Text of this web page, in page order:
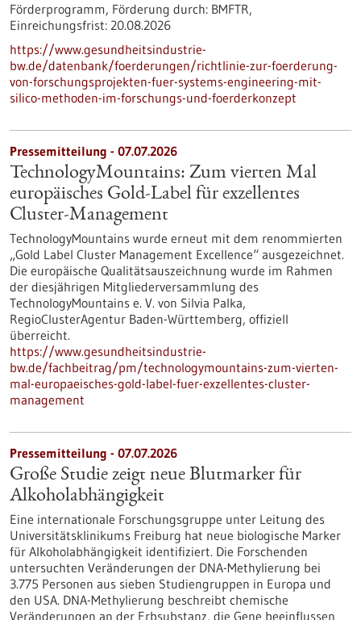
Förderprogramm, Förderung durch: BMFTR,
Einreichungsfrist: 20.08.2026
https://www.gesundheitsindustrie-
bw.de/datenbank/foerderungen/richtlinie-zur-foerderung-
von-forschungsprojekten-fuer-systems-engineering-mit-
silico-methoden-im-forschungs-und-foerderkonzept
Pressemitteilung - 07.07.2026
TechnologyMountains: Zum vierten Mal
europäisches Gold-Label für exzellentes
Cluster-Management
TechnologyMountains wurde erneut mit dem renommierten
„Gold Label Cluster Management Excellence“ ausgezeichnet.
Die europäische Qualitätsauszeichnung wurde im Rahmen
der diesjährigen Mitgliederversammlung des
TechnologyMountains e. V. von Silvia Palka,
RegioClusterAgentur Baden-Württemberg, offiziell
überreicht.
https://www.gesundheitsindustrie-
bw.de/fachbeitrag/pm/technologymountains-zum-vierten-
mal-europaeisches-gold-label-fuer-exzellentes-cluster-
management
Pressemitteilung - 07.07.2026
Große Studie zeigt neue Blutmarker für
Alkoholabhängigkeit
Eine internationale Forschungsgruppe unter Leitung des
Universitätsklinikums Freiburg hat neue biologische Marker
für Alkoholabhängigkeit identifiziert. Die Forschenden
untersuchten Veränderungen der DNA-Methylierung bei
3.775 Personen aus sieben Studiengruppen in Europa und
den USA. DNA-Methylierung beschreibt chemische
Veränderungen an der Erbsubstanz, die Gene beeinflussen